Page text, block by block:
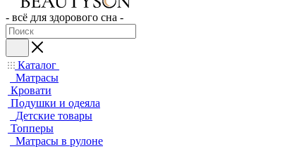
- всё для здорового сна -
Каталог
Матрасы
Кровати
Подушки и одеяла
Детские товары
Топперы
Матрасы в рулоне